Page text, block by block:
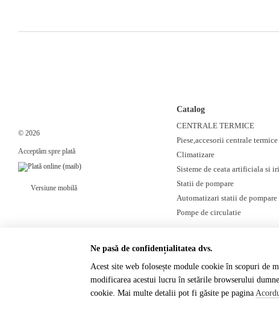
© 2026
Acceptăm spre plată
Versiune mobilă
Magazin online creat cu Horoshop
Catalog
CENTRALE TERMICE
Piese,accesorii centrale termice
Climatizare
Sisteme de ceata artificiala si
Statii de pompare
Automatizari statii de pompare
Pompe de circulatie
Ne pasă de confidențialitatea dvs.
Acest site web folosește module cookie în scopuri de
modificarea acestui lucru în setările browserului
cookie. Mai multe detalii pot fi găsite pe pagina